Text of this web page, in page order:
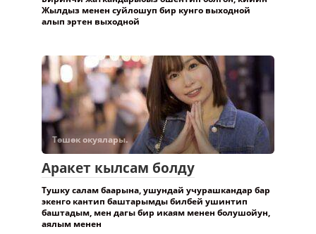
Жылдыз менен суйлошуп бир кунго выходной
алып эртен выходной
Төшөк окуялары.
Аракет кылсам болду
Тушку салам баарына, ушундай учурашкандар бар
экенго кантип баштарымды билбей ушинтип
баштадым, мен дагы бир икаям менен болушойун,
аялым менен